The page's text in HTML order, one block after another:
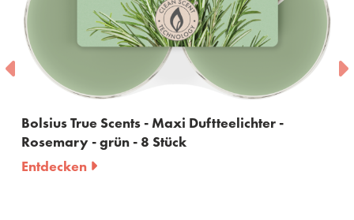
-
Bolsius True Scents - Raumduft -
ml